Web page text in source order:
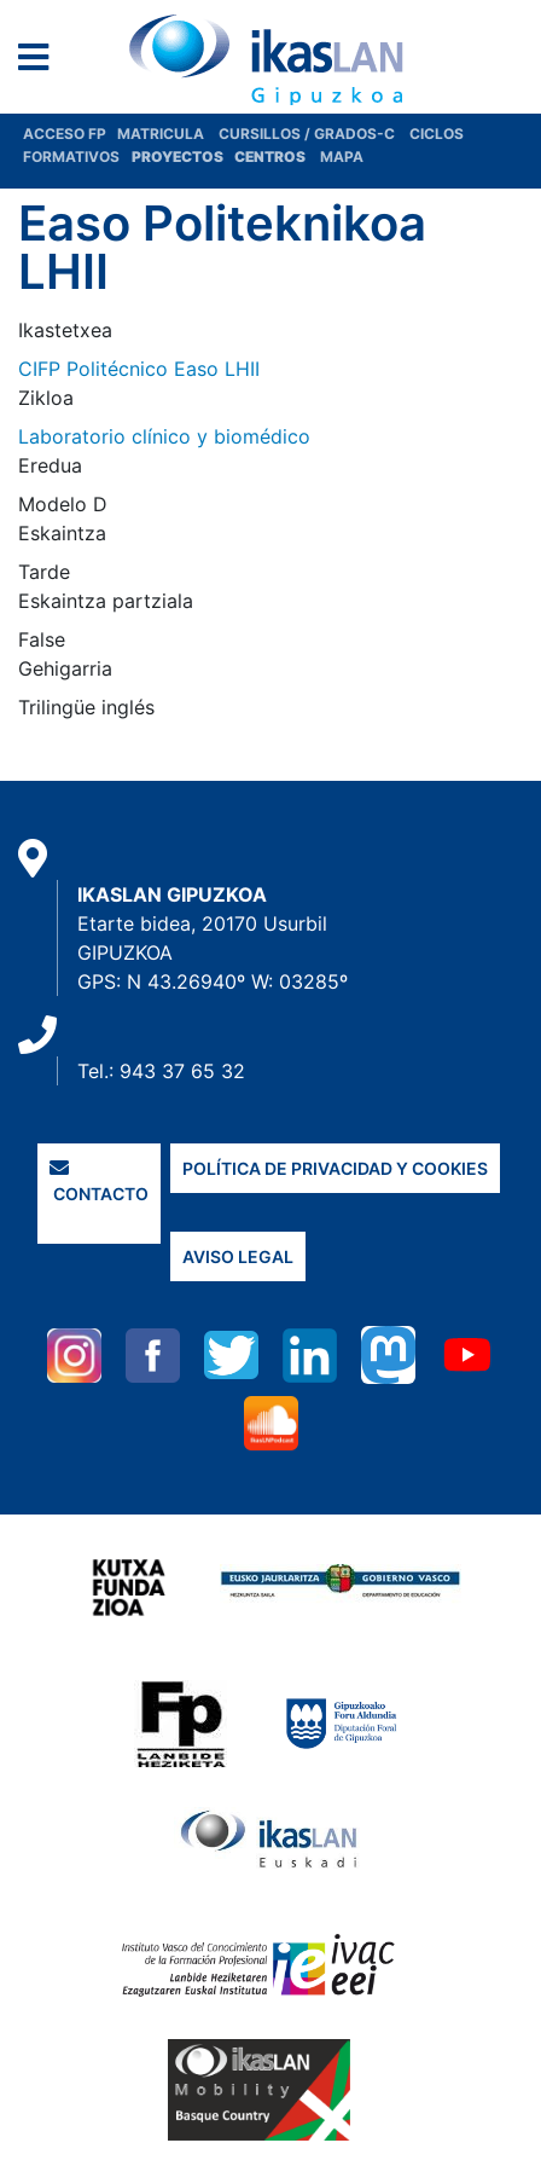
ACCESO FP MATRICULA CURSILLOS / GRADOS-C
CICLOS
FORMATIVOS
PROYECTOS CENTROS MAPA
Easo Politeknikoa
LHII
Ikastetxea
CIFP Politécnico Easo LHII
Zikloa
Laboratorio clínico y biomédico
Eredua
Modelo D
Eskaintza
Tarde
Eskaintza partziala
False
Gehigarria
Trilingüe inglés
IKASLAN GIPUZKOA
Etarte bidea, 20170 Usurbil
GIPUZKOA
GPS: N 43.26940º W: 03285º
Tel.: 943 37 65 32
CONTACTO
POLÍTICA DE PRIVACIDAD Y COOKIES
AVISO LEGAL